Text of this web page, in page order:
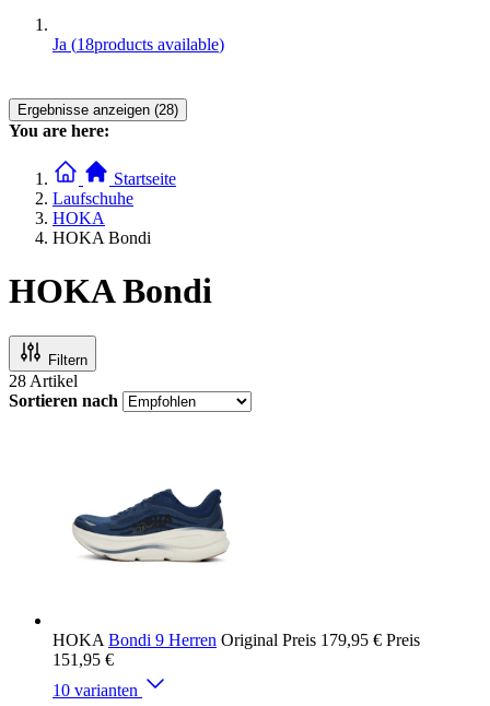
Ja (18products available)
Ergebnisse anzeigen (28)
You are here:
Startseite
Laufschuhe
HOKA
HOKA Bondi
HOKA Bondi
Filtern
28 Artikel
Sortieren nach
HOKA Bondi 9 Herren Original Preis 179,95 € Preis
151,95 €
10 varianten